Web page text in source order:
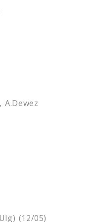
A.Dewez
(12/05)